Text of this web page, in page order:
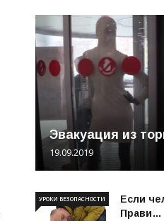
Эвакуация из
19.09.2019
Если
Прави…
УРОКИ БЕЗОПАСНОСТИ